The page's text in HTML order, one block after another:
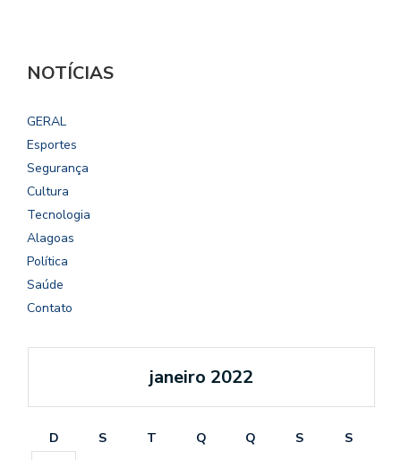
NOTÍCIAS
GERAL
Esportes
Segurança
Cultura
Tecnologia
Alagoas
Política
Saúde
Contato
janeiro 2022
D S T Q Q S
S